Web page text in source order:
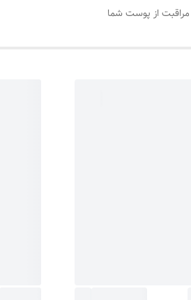
از پوست شما